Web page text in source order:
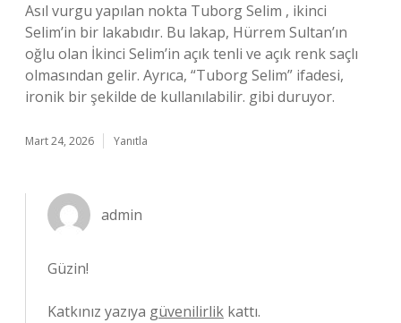
Asıl vurgu yapılan nokta Tuborg Selim , ikinci
Selim’in bir lakabıdır. Bu lakap, Hürrem Sultan’ın
oğlu olan İkinci Selim’in açık tenli ve açık renk saçlı
olmasından gelir. Ayrıca, “Tuborg Selim” ifadesi,
ironik bir şekilde de kullanılabilir. gibi duruyor.
Mart 24, 2026 Yanıtla
admin
Güzin!
Katkınız yazıya güvenilirlik kattı.